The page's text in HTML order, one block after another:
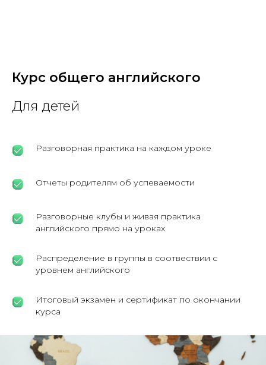
Курс общего английского
Для детей
Разговорная практика на каждом уроке
Отчеты родителям об успеваемости
Разговорные клубы и живая практика
английского прямо на уроках
Распределение в группы в соотвествии с
уровнем английского
Итоговый экзамен и сертификат по окончании
курса